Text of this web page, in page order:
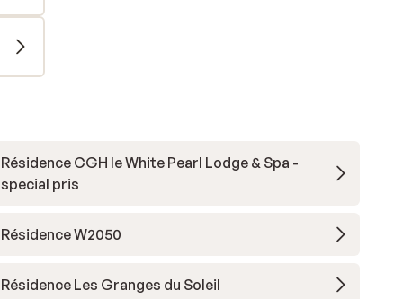
Résidence CGH le White Pearl Lodge & Spa -
special pris
Résidence W2050
Résidence Les Granges du Soleil